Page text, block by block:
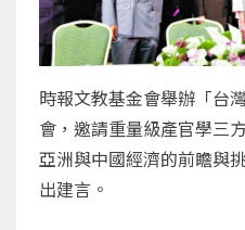
時報文教基金會舉辦「台
會，邀請重量級產官學三
亞洲與中國經濟的前瞻與
出建言。